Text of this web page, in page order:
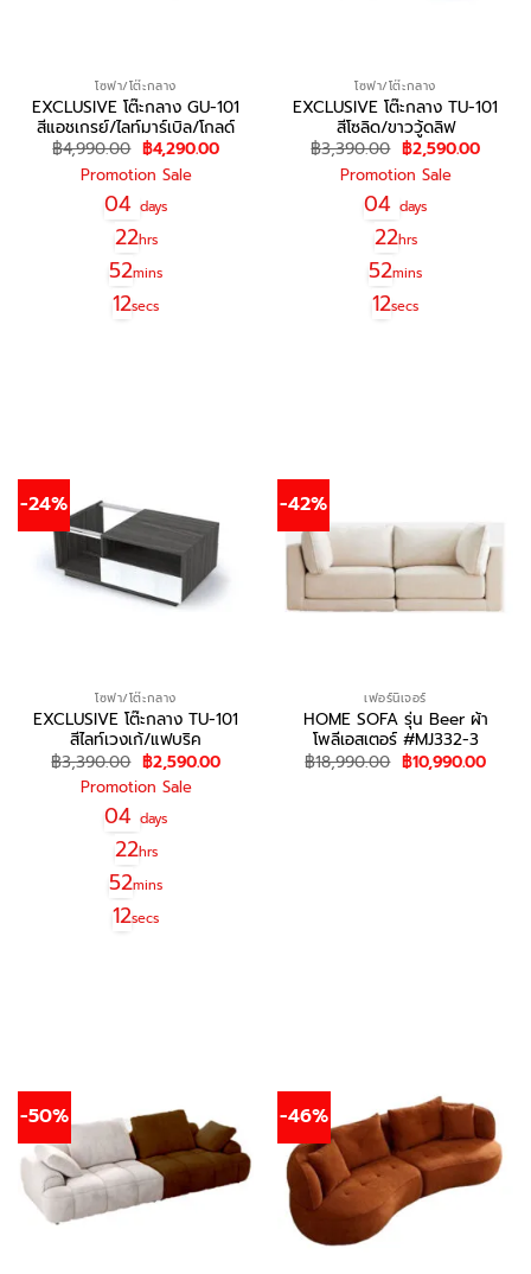
โซฟา/โต๊ะกลาง
EXCLUSIVE โต๊ะกลาง GU-101
สีแอชเกรย์/ไลท์มาร์เบิล/โกลด์
฿4,990.00 Original
price
was:
฿4,290.00Current
Promotion Sale
04 days
22hrs
52mins
12secs
โซฟา/โต๊ะกลาง
EXCLUSIVE โต๊ะกลาง TU-101
สีโซลิด/ขาววู้ดลิฟ
฿3,390.00 Original
price
was:
฿2,590.00
Promotion Sale
04 days
22hrs
52mins
12secs
-24%
โซฟา/โต๊ะกลาง
EXCLUSIVE โต๊ะกลาง TU-101
สีไลท์เวงเก้/แฟบริค
฿3,390.00 Original
price
was:
฿3,390.00.
฿2,590.00Current
Promotion Sale
04 days
22hrs
52mins
12secs
-42%
เฟอร์นิเจอร์
HOME SOFA รุ่น Beer ผ้า
โพลีเอสเตอร์ #MJ332-3
฿18,990.00 Original
price
฿10,990.00
-50% -46%